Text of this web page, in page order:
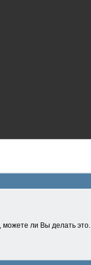
можете ли Вы делать это.